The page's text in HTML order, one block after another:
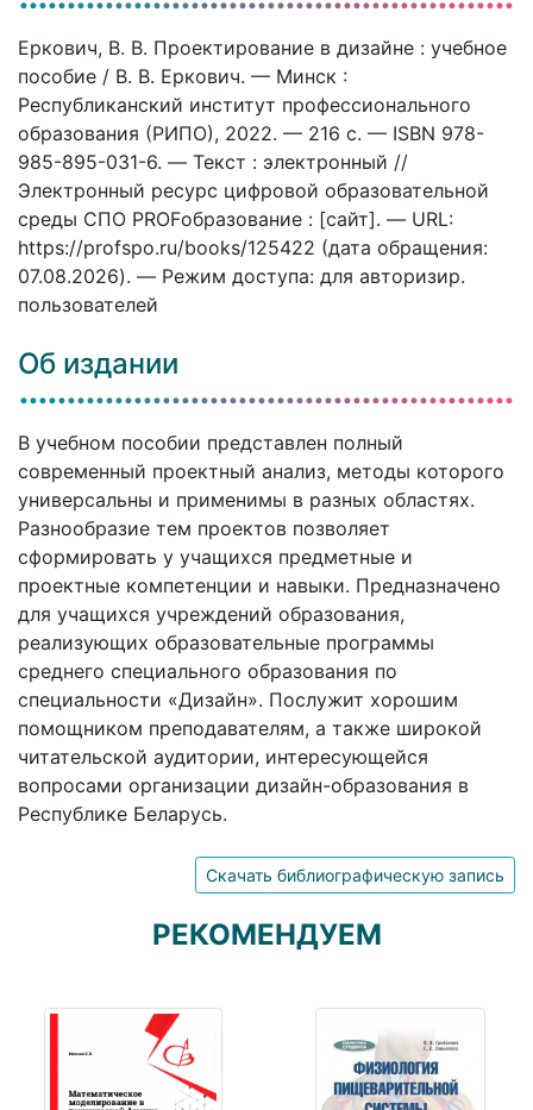
Еркович, В. В. Проектирование в дизайне : учебное
пособие / В. В. Еркович. — Минск :
Республиканский институт профессионального
образования (РИПО), 2022. — 216 c. — ISBN 978-
985-895-031-6. — Текст : электронный //
Электронный ресурс цифровой образовательной
среды СПО PROFобразование : [сайт]. — URL:
https://profspo.ru/books/125422 (дата обращения:
07.08.2026). — Режим доступа: для авторизир.
пользователей
Об издании
В учебном пособии представлен полный
современный проектный анализ, методы которого
универсальны и применимы в разных областях.
Разнообразие тем проектов позволяет
сформировать у учащихся предметные и
проектные компетенции и навыки. Предназначено
для учащихся учреждений образования,
реализующих образовательные программы
среднего специального образования по
специальности «Дизайн». Послужит хорошим
помощником преподавателям, а также широкой
читательской аудитории, интересующейся
вопросами организации дизайн-образования в
Республике Беларусь.
Скачать библиографическую запись
РЕКОМЕНДУЕМ